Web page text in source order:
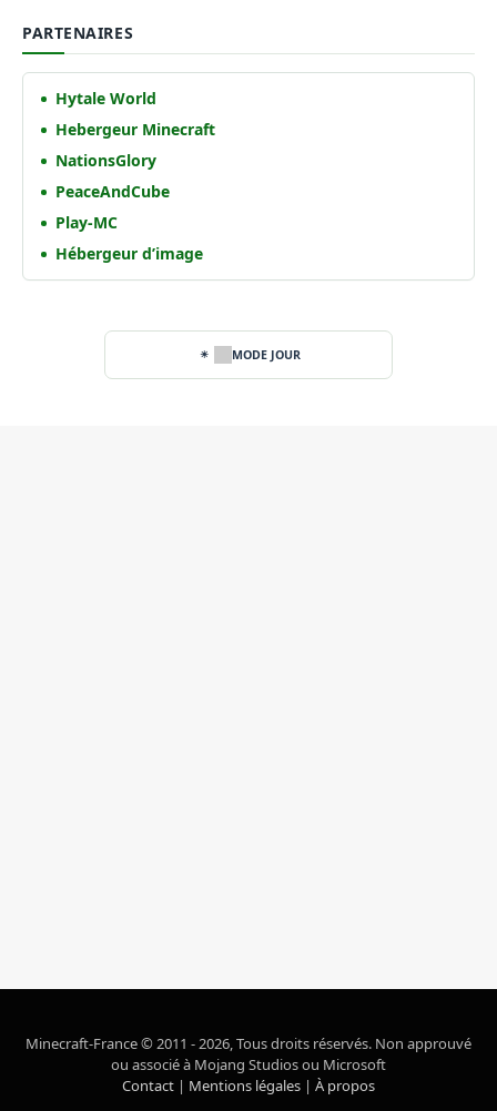
PARTENAIRES
Hytale World
Hebergeur Minecraft
NationsGlory
PeaceAndCube
Play-MC
Hébergeur d’image
MODE JOUR
Minecraft-France © 2011 - 2026, Tous droits réservés. Non approuvé
ou associé à Mojang Studios ou Microsoft
Contact | Mentions légales | À propos